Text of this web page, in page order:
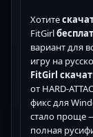
Хотите
FitGirl
вариант для
игру на
FitGirl
от HARD-
фикс для
стало проще
полная